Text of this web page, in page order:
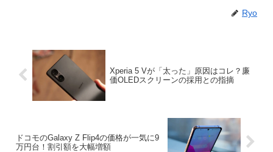
Ryo
Xperia 5 Vが「太った」原因はコレ？廉
価OLEDスクリーンの採用との指摘
ドコモのGalaxy Z Flip4の価格が一気に9
万円台！割引額を大幅増額